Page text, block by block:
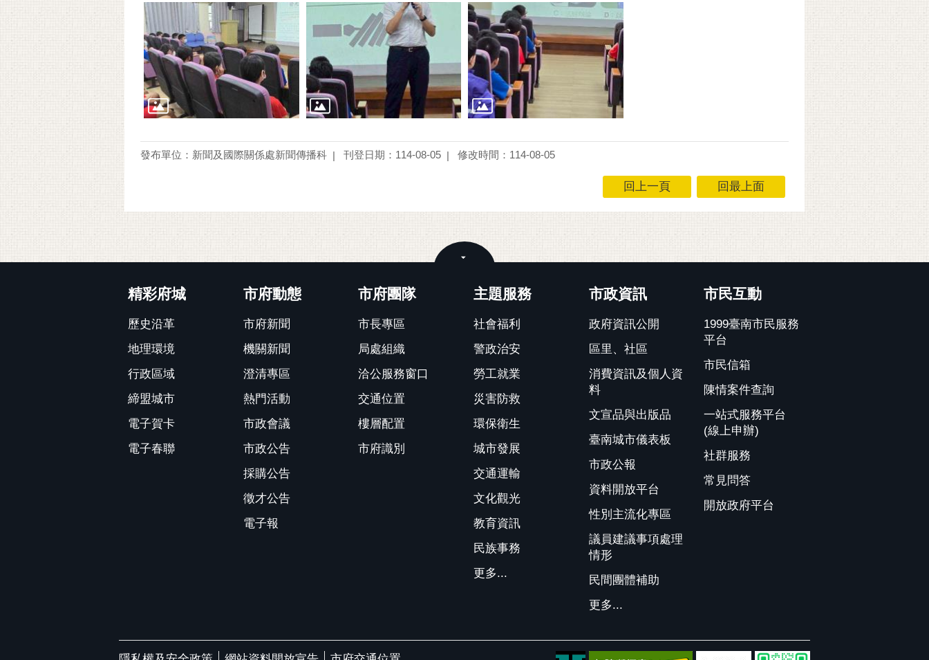
發布單位：新聞及國際關係處新聞傳播科 刊登日期：114-08-05 修改時間：114-08-05
回上一頁 回最上面
精彩府城
歷史沿革
地理環境
行政區域
締盟城市
電子賀卡
電子春聯
市府動態
市府新聞
機關新聞
澄清專區
熱門活動
市政會議
市政公告
採購公告
徵才公告
電子報
市府團隊
市長專區
局處組織
洽公服務窗口
交通位置
樓層配置
市府識別
主題服務
社會福利
警政治安
勞工就業
災害防救
環保衛生
城市發展
交通運輸
文化觀光
教育資訊
民族事務
更多...
市政資訊
政府資訊公開
區里、社區
消費資訊及個人資
料
文宣品與出版品
臺南城市儀表板
市政公報
資料開放平台
性別主流化專區
議員建議事項處理
情形
民間團體補助
更多...
市民互動
1999臺南市民服務
平台
市民信箱
陳情案件查詢
一站式服務平台
(線上申辦)
社群服務
常見問答
開放政府平台